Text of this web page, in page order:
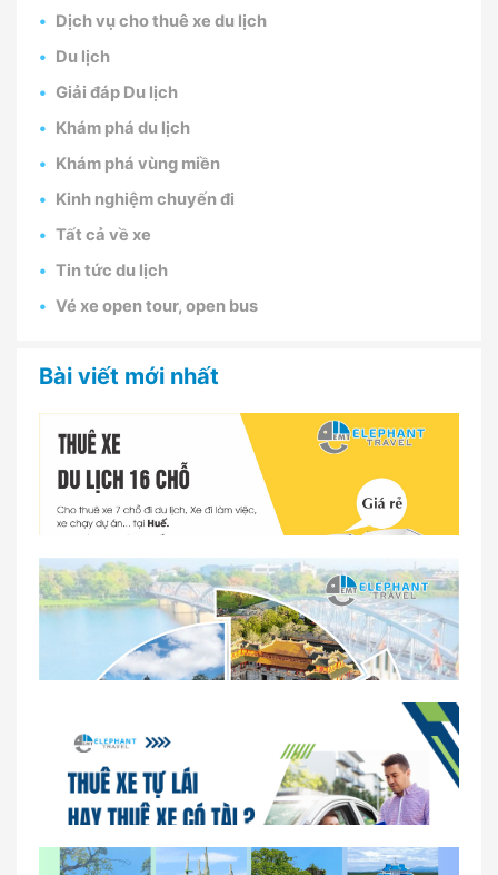
Dịch vụ cho thuê xe du lịch
Du lịch
Giải đáp Du lịch
Khám phá du lịch
Khám phá vùng miền
Kinh nghiệm chuyến đi
Tất cả về xe
Tin tức du lịch
Vé xe open tour, open bus
Bài viết mới nhất
Dịch vụ thuê xe 16 chỗ tại Huế 2026